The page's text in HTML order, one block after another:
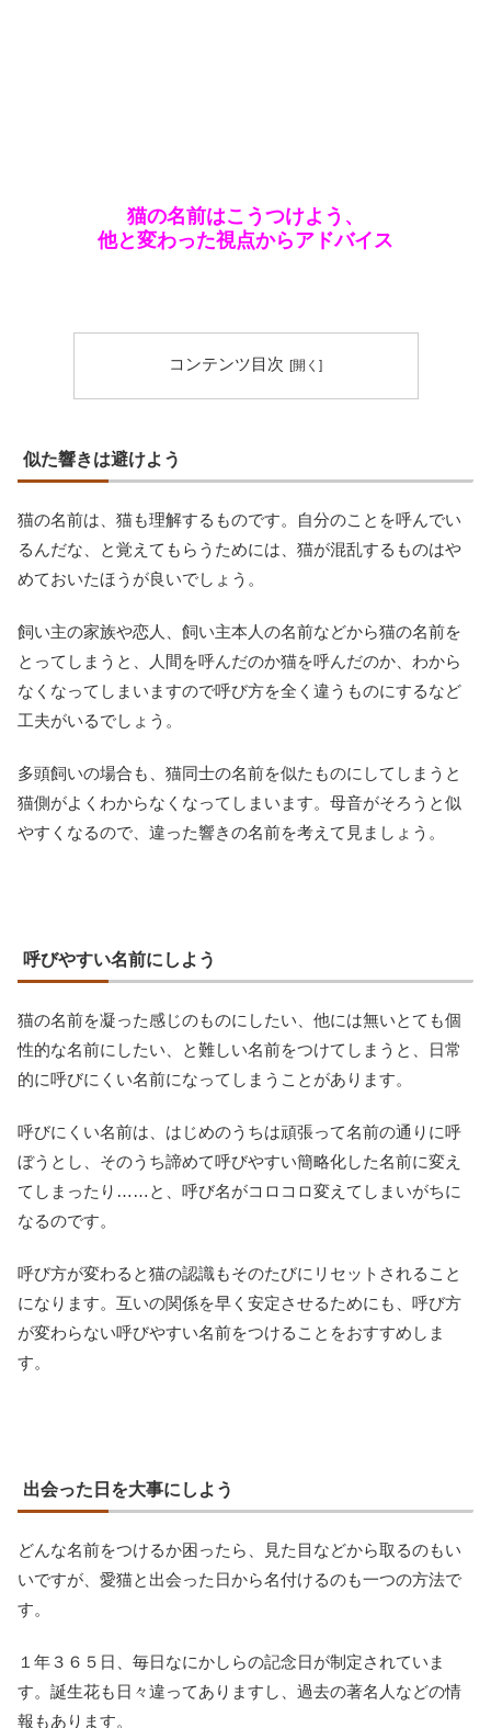
猫の名前はこうつけよう、
他と変わった視点からアドバイス
コンテンツ目次
似た響きは避けよう
猫の名前は、猫も理解するものです。自分のことを呼んでい
るんだな、と覚えてもらうためには、猫が混乱するものはや
めておいたほうが良いでしょう。
飼い主の家族や恋人、飼い主本人の名前などから猫の名前を
とってしまうと、人間を呼んだのか猫を呼んだのか、わから
なくなってしまいますので呼び方を全く違うものにするなど
工夫がいるでしょう。
多頭飼いの場合も、猫同士の名前を似たものにしてしまうと
猫側がよくわからなくなってしまいます。母音がそろうと似
やすくなるので、違った響きの名前を考えて見ましょう。
呼びやすい名前にしよう
猫の名前を凝った感じのものにしたい、他には無いとても個
性的な名前にしたい、と難しい名前をつけてしまうと、日常
的に呼びにくい名前になってしまうことがあります。
呼びにくい名前は、はじめのうちは頑張って名前の通りに呼
ぼうとし、そのうち諦めて呼びやすい簡略化した名前に変え
てしまったり……と、呼び名がコロコロ変えてしまいがちに
なるのです。
呼び方が変わると猫の認識もそのたびにリセットされること
になります。互いの関係を早く安定させるためにも、呼び方
が変わらない呼びやすい名前をつけることをおすすめしま
す。
出会った日を大事にしよう
どんな名前をつけるか困ったら、見た目などから取るのもい
いですが、愛猫と出会った日から名付けるのも一つの方法で
す。
１年３６５日、毎日なにかしらの記念日が制定されていま
す。誕生花も日々違ってありますし、過去の著名人などの情
報もあります。